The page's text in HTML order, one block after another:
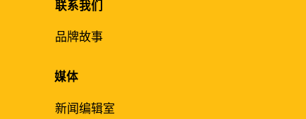
联系我们
品牌故事
媒体
新闻编辑室